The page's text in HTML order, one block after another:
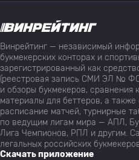
Винрейтинг — независимый
букмекерских конторах и
зарегистрированный как
(реестровая запись СМИ ЭЛ №
и обзоры букмекеров,
материалы для беттеров, а
расписание матчей, турнирные
по ведущим лигам мира — АПЛ,
Лига Чемпионов, РПЛ и другим.
легальных российских
Скачать приложение